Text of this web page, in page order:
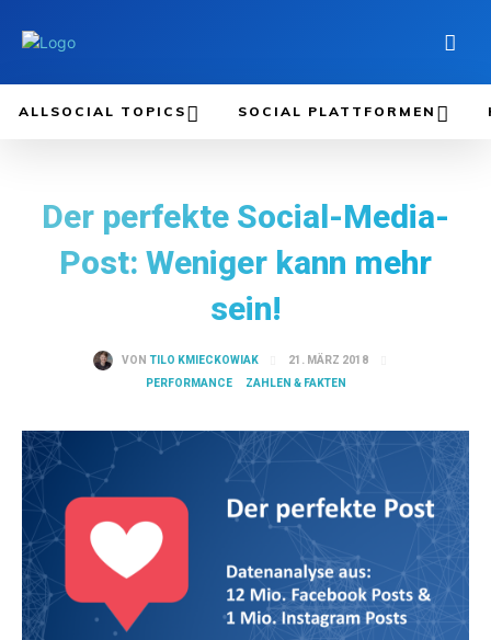
ALLSOCIAL TOPICS SOCIAL PLATTFORMEN
Der perfekte Social-Media-
Post: Weniger kann mehr
sein!
VON TILO KMIECKOWIAK
21. MÄRZ 2018
PERFORMANCE
ZAHLEN & FAKTEN